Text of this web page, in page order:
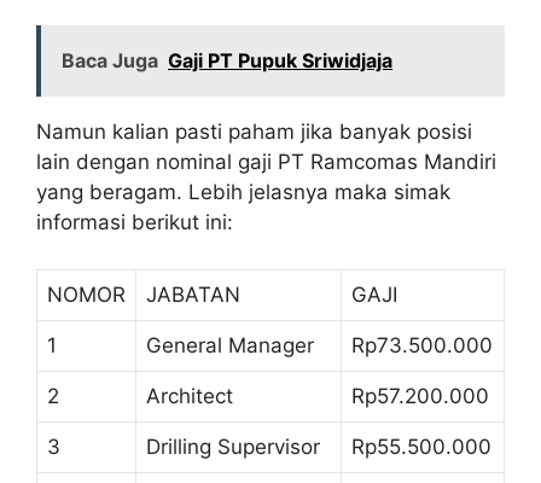
Baca Juga Gaji PT Pupuk Sriwidjaja
Namun kalian pasti paham jika banyak posisi
lain dengan nominal gaji PT Ramcomas Mandiri
yang beragam. Lebih jelasnya maka simak
informasi berikut ini:
NOMOR JABATAN GAJI
1 General Manager Rp73.500.000
2 Architect Rp57.200.000
3 Drilling Supervisor Rp55.500.000